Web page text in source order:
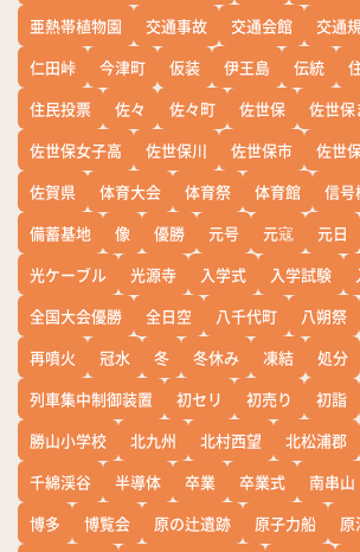
亜熱帯植物園
交通事故 交通会館 交通
仁田峠
今津町 仮装 伊王島 伝統
住民投票
佐々 佐々町 佐世保 佐世保
佐世保女子高
佐世保川 佐世保市 佐世
佐賀県
体育大会 体育祭 体育館 信号
備蓄基地
像 優勝 元号 元寇 元日
光ケーブル
光源寺 入学式 入学試験
全国大会優勝
全日空 八千代町 八朔祭
再噴火
冠水 冬 冬休み 凍結 処分
列車集中制御装置
初セリ 初売り 初詣
勝山小学校
北九州 北村西望 北松浦郡
千綿渓谷
半導体 卒業 卒業式 南串山
博多
博覧会 原の辻遺跡 原子力船 原